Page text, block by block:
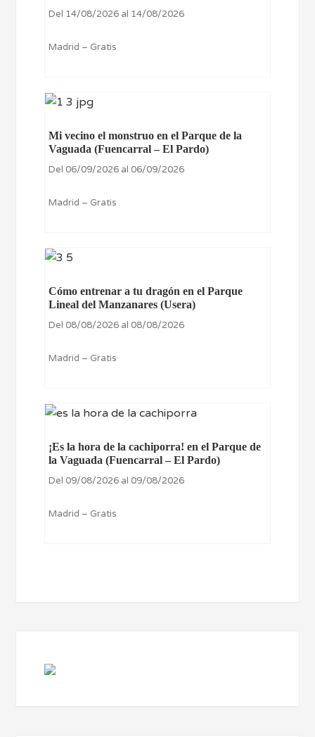
Del 14/08/2026 al 14/08/2026
Madrid – Gratis
Mi vecino el monstruo en el Parque de la
Vaguada (Fuencarral – El Pardo)
Del 06/09/2026 al 06/09/2026
Madrid – Gratis
Cómo entrenar a tu dragón en el Parque
Lineal del Manzanares (Usera)
Del 08/08/2026 al 08/08/2026
Madrid – Gratis
¡Es la hora de la cachiporra! en el Parque de
la Vaguada (Fuencarral – El Pardo)
Del 09/08/2026 al 09/08/2026
Madrid – Gratis